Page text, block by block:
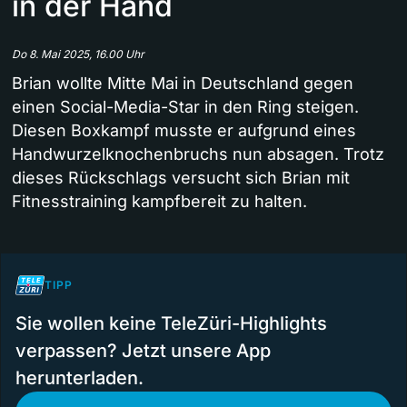
Do 8. Mai 2025, 16.00 Uhr
Brian wollte Mitte Mai in Deutschland gegen
einen Social-Media-Star in den Ring steigen.
Diesen Boxkampf musste er aufgrund eines
Handwurzelknochenbruchs nun absagen. Trotz
dieses Rückschlags versucht sich Brian mit
Fitnesstraining kampfbereit zu halten.
TIPP
Sie wollen keine TeleZüri-Highlights
verpassen? Jetzt unsere App
herunterladen.